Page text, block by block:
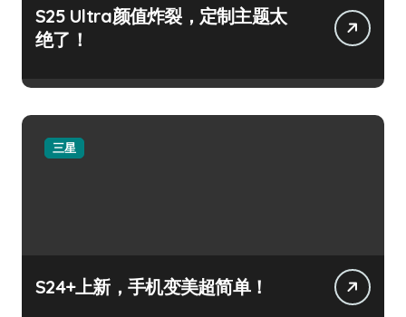
S25 Ultra颜值炸裂，定制主题太
绝了！
三星
S24+上新，手机变美超简单！